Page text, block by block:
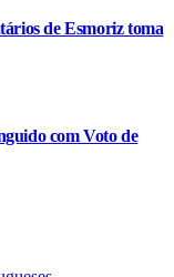
de Esmoriz toma
com Voto de